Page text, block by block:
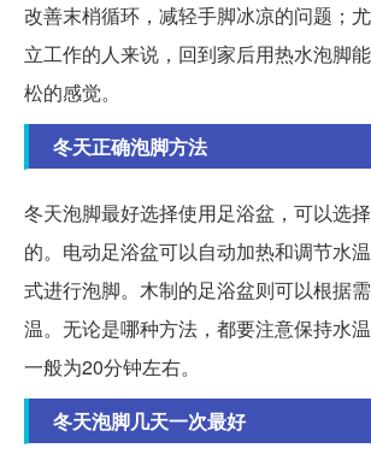
改善末梢循环，减轻手脚冰凉的问题；
立工作的人来说，回到家后用热水泡脚
松的感觉。
冬天正确泡脚方法
冬天泡脚最好选择使用足浴盆，可以选
的。电动足浴盆可以自动加热和调节水
式进行泡脚。木制的足浴盆则可以根据
温。无论是哪种方法，都要注意保持水
一般为20分钟左右。
冬天泡脚几天一次最好